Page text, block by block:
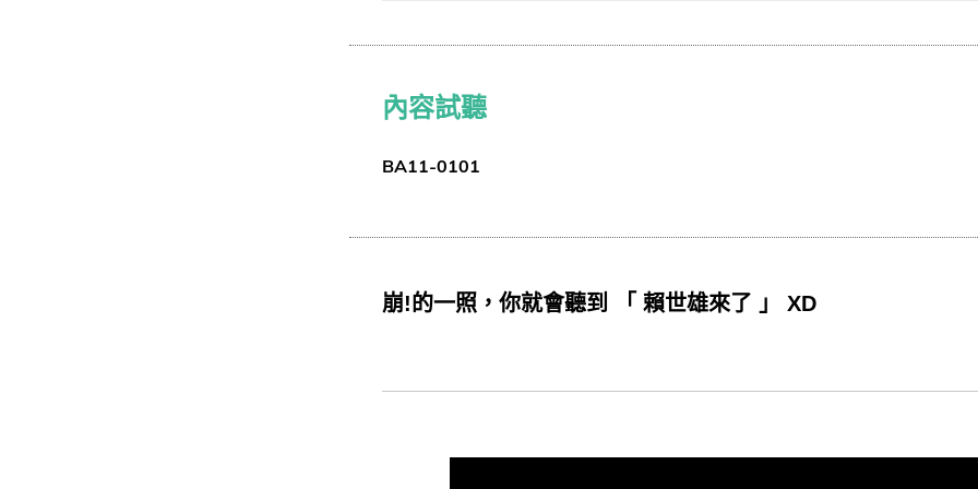
內容試聽
BA11-0101
崩!的一照，你就會聽到 「 賴世雄來了 」 XD